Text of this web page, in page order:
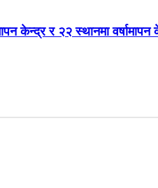
केन्द्र र २२ स्थानमा वर्षामापन